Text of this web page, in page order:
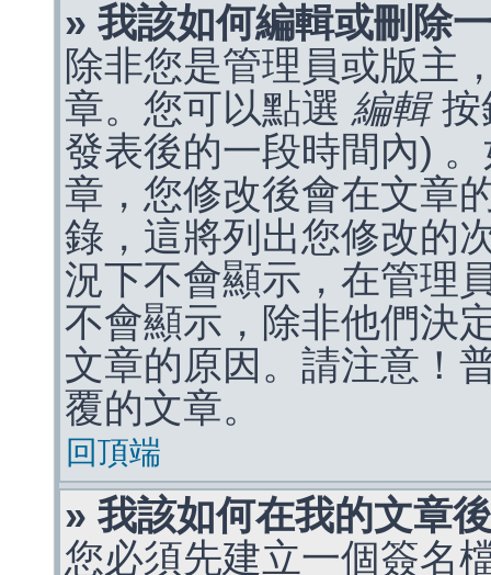
» 我該如何編輯或刪除
除非您是管理員或版主
章。您可以點選 編輯按
發表後的一段時間內)
章，您修改後會在文章
錄，這將列出您修改的
況下不會顯示，在管理
不會顯示，除非他們決
文章的原因。請注意！
覆的文章。
回頂端
» 我該如何在我的文章
您必須先建立一個簽名